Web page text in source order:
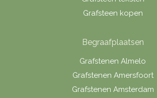
Grafsteen kopen
Begraafplaatsen
Grafstenen Almelo
Grafstenen Amersfoort
Grafstenen Amsterdam